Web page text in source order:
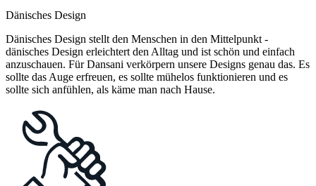
Dänisches Design
Dänisches Design stellt den Menschen in den Mittelpunkt -
dänisches Design erleichtert den Alltag und ist schön und einfach
anzuschauen. Für Dansani verkörpern unsere Designs genau das. Es
sollte das Auge erfreuen, es sollte mühelos funktionieren und es
sollte sich anfühlen, als käme man nach Hause.